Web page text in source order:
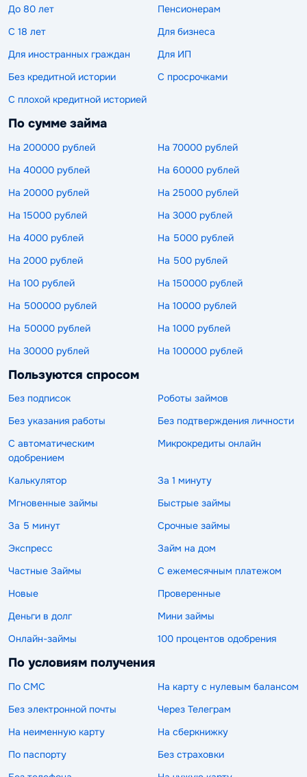
До 80 лет
Пенсионерам
С 18 лет
Для бизнеса
Для иностранных граждан
Для ИП
Без кредитной истории
С просрочками
С плохой кредитной историей
По сумме займа
На 200000 рублей
На 70000 рублей
На 40000 рублей
На 60000 рублей
На 20000 рублей
На 25000 рублей
На 15000 рублей
На 3000 рублей
На 4000 рублей
На 5000 рублей
На 2000 рублей
На 500 рублей
На 100 рублей
На 150000 рублей
На 500000 рублей
На 10000 рублей
На 50000 рублей
На 1000 рублей
На 30000 рублей
На 100000 рублей
Пользуются спросом
Без подписок
Роботы займов
Без указания работы
Без подтверждения личности
С автоматическим
одобрением
Микрокредиты онлайн
Калькулятор
За 1 минуту
Мгновенные займы
Быстрые займы
За 5 минут
Срочные займы
Экспресс
Займ на дом
Частные Займы
С ежемесячным платежом
Новые
Проверенные
Деньги в долг
Мини займы
Онлайн-займы
100 процентов одобрения
По условиям получения
По СМС
На карту с нулевым балансом
Без электронной почты
Через Телеграм
На неименную карту
На сберкнижку
По паспорту
Без страховки